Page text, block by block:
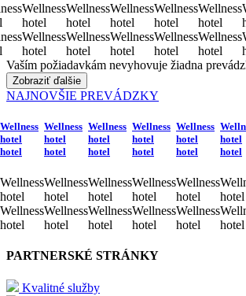
Wellness
hotel
Wellness
hotel
Wellness
hotel
Wellness
hotel
Wellness
hotel
Wellness
hotel
Wellness
hotel
Wellness
hotel
Wellness
hotel
Wellness
hotel
Vaším požiadavkám nevyhovuje žiadna
Zobraziť ďalšie
NAJNOVŠIE PREVÁDZKY
Wellness
hotel
hotel
Wellness
hotel
Wellness
hotel
Wellness
hotel
hotel
Wellness
hotel
Wellness
hotel
Wellness
hotel
hotel
Wellness
hotel
Wellness
hotel
Wellness
hotel
hotel
Wellness
hotel
Wellness
hotel
Wellness
hotel
hotel
Wellness
hotel
Wellness
hotel
hotel
hotel
hotel
hotel
PARTNERSKÉ STRÁNKY
Kvalitné služby